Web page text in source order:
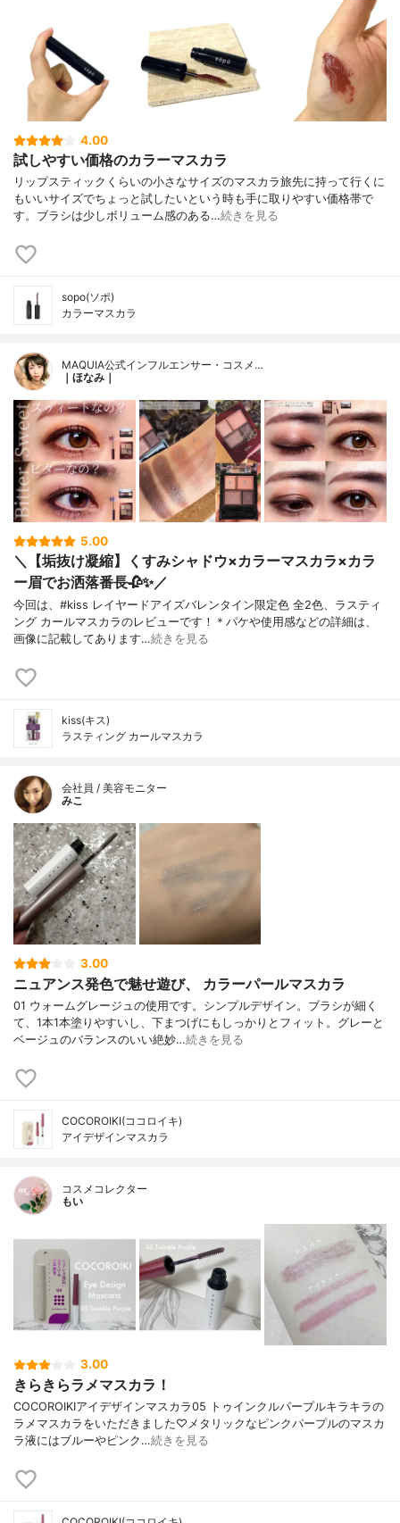
4.00
試しやすい価格のカラーマスカラ
リップスティックくらいの小さなサイズのマスカラ旅先に持って行くに
もいいサイズでちょっと試したいという時も手に取りやすい価格帯で
す。ブラシは少しボリューム感のある…続きを見る
sopo(ソポ)
カラーマスカラ
MAQUIA公式インフルエンサー・コスメ…
｜ほなみ｜
5.00
＼【垢抜け凝縮】くすみシャドウ×カラーマスカラ×カラ
ー眉でお洒落番長🥀✨／
今回は、#kiss レイヤードアイズバレンタイン限定色 全2色、ラスティ
ング カールマスカラのレビューです！＊パケや使用感などの詳細は、
画像に記載してあります…続きを見る
kiss(キス)
ラスティング カールマスカラ
会社員 / 美容モニター
みこ
3.00
ニュアンス発色で魅せ遊び、 カラーパールマスカラ
01 ウォームグレージュの使用です。シンプルデザイン。ブラシが細く
て、1本1本塗りやすいし、下まつげにもしっかりとフィット。グレーと
ベージュのバランスのいい絶妙…続きを見る
COCOROIKI(ココロイキ)
アイデザインマスカラ
コスメコレクター
もい
3.00
きらきらラメマスカラ！
COCOROIKIアイデザインマスカラ05 トゥインクルパープルキラキラの
ラメマスカラをいただきました♡メタリックなピンクパープルのマスカ
ラ液にはブルーやピンク…続きを見る